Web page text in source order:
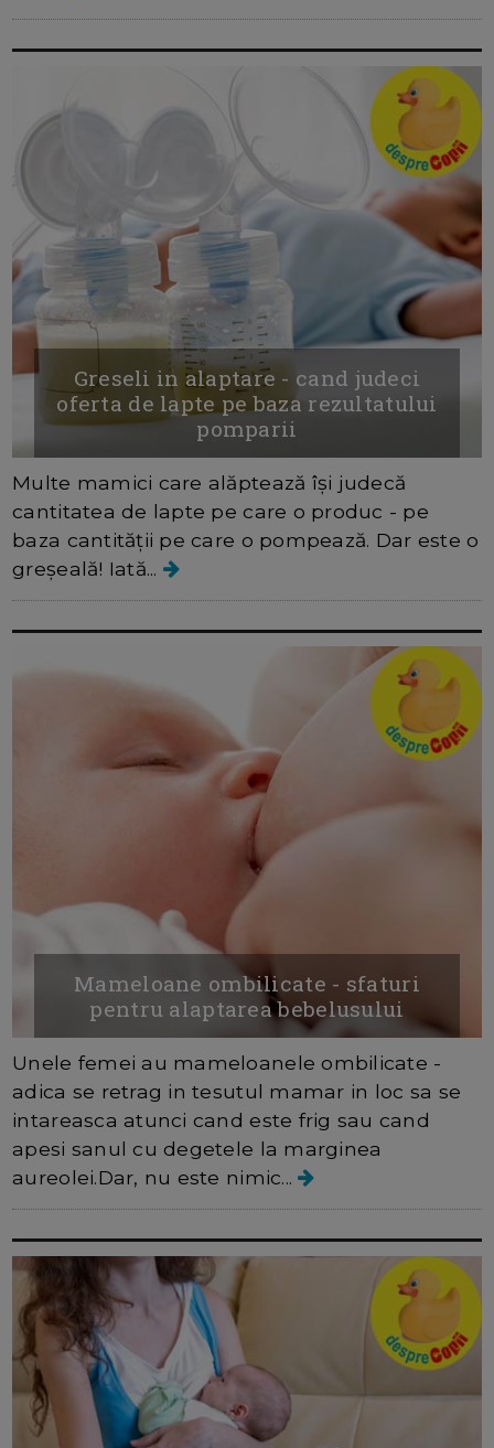
Greseli in alaptare - cand judeci
oferta de lapte pe baza rezultatului
pomparii
Multe mamici care alăptează își judecă
cantitatea de lapte pe care o produc - pe
baza cantității pe care o pompează. Dar este o
greșeală! Iată...
Mameloane ombilicate - sfaturi
pentru alaptarea bebelusului
Unele femei au mameloanele ombilicate -
adica se retrag in tesutul mamar in loc sa se
intareasca atunci cand este frig sau cand
apesi sanul cu degetele la marginea
aureolei.Dar, nu este nimic...